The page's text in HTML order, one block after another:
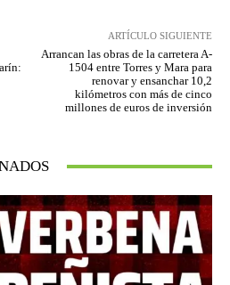
ARTÍCULO SIGUIENTE
Arrancan las obras de la carretera A-
1504 entre Torres y Mara para
renovar y ensanchar 10,2
kilómetros con más de cinco
millones de euros de inversión